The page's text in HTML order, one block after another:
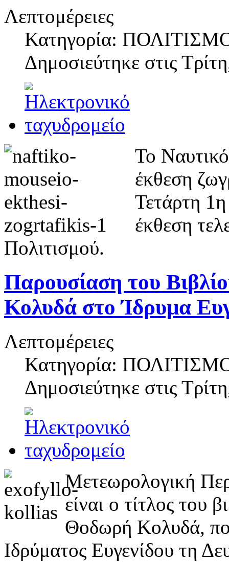
Λεπτομέρειες
Κατηγορία:
Δημοσιεύτηκε στις
Το
έκθεση
Τετάρτη
έκθεση
Πολιτισμού.
Παρουσίαση του
Κολυδά στο Ίδρυμα
Λεπτομέρειες
Κατηγορία:
Δημοσιεύτηκε στις
Μετεωρολογική
είναι ο τίτλος του
Θοδωρή Κολυδά,
Ιδρύματος Ευγενίδου τη